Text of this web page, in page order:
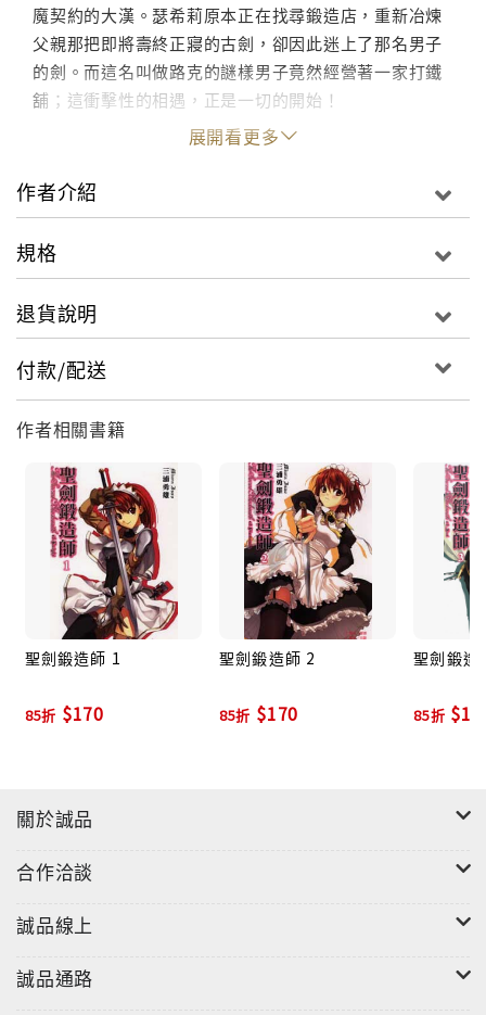
魔契約的大漢。瑟希莉原本正在找尋鍛造店，重新冶煉
父親那把即將壽終正寢的古劍，卻因此迷上了那名男子
的劍。而這名叫做路克的謎樣男子竟然經營著一家打鐵
舖；這衝擊性的相遇，正是一切的開始！
展開看更多
作者介紹
規格
退貨說明
付款/配送
作者相關書籍
聖劍鍛造師 1
85折 $170
聖劍鍛造師 2
85折 $170
聖劍鍛造
85折
關於誠品
合作洽談
誠品線上
誠品通路